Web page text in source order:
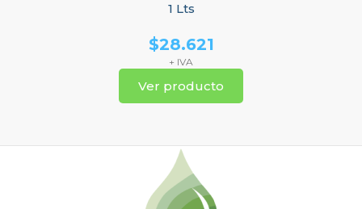
1 Lts
$28.621
+ IVA
Ver producto